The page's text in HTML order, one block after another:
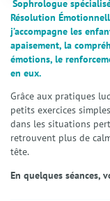
Sophrologue
Résolution
j’accompagne les
apaisement, la
émotions, le
en eux.
Grâce aux pratiques
petits exercices
dans les situations
retrouvent plus de
tête.
En quelques séances,